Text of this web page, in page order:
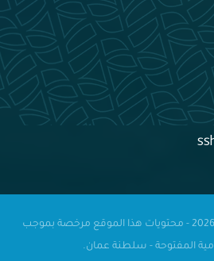
محافظة جنوب الشرقية © 2026 - محتويات هذا الموقع مرخصة بموجب
المفتوحة - سلطنة عمان.